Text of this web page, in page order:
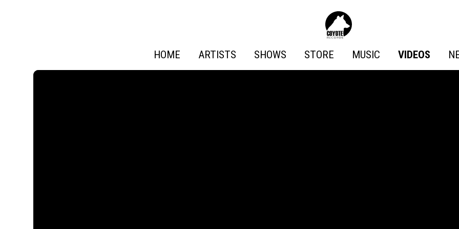
Records
HOME ARTISTS SHOWS STORE MUSIC VIDEOS